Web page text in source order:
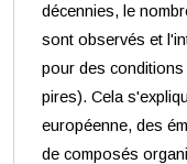
décennies, le
sont observés et
pour des
pires). Cela
européenne, des
de composés